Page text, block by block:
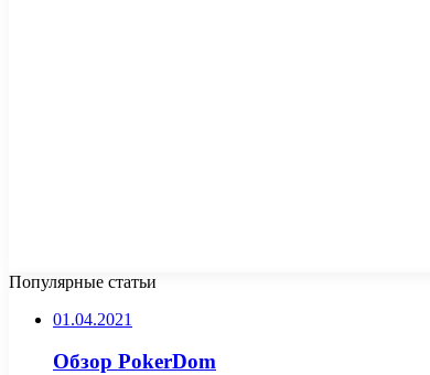
Популярные статьи
01.04.2021
Обзор PokerDom